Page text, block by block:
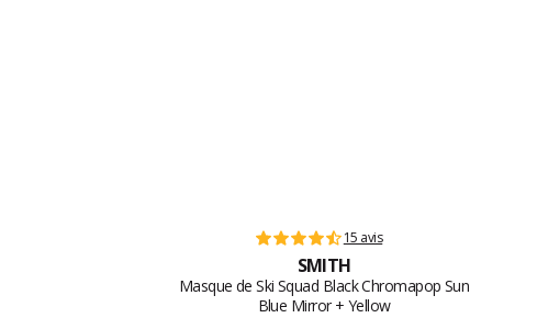
15 avis
SMITH
Masque de Ski Squad Black Chromapop Sun
Blue Mirror + Yellow